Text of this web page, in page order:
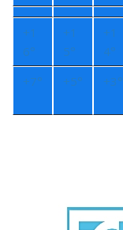
+1
6°
+1
5°
+1
4°
+7° +5° +3°